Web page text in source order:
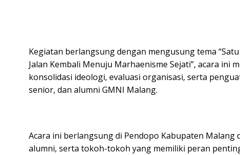
Kegiatan berlangsung dengan mengusung tema
Jalan Kembali Menuju Marhaenisme Sejati”, acara ini
konsolidasi ideologi, evaluasi organisasi, serta
senior, dan alumni GMNI Malang.
Acara ini berlangsung di Pendopo Kabupaten Malang
alumni, serta tokoh-tokoh yang memiliki peran